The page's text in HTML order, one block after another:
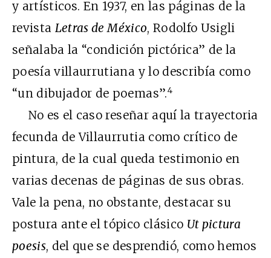
y artísticos. En 1937, en las páginas de la
revista Letras de México, Rodolfo Usigli
señalaba la “condición pictórica” de la
poesía villaurrutiana y lo describía como
“un dibujador de poemas”.4
No es el caso reseñar aquí la trayectoria
fecunda de Villaurrutia como crítico de
pintura, de la cual queda testimonio en
varias decenas de páginas de sus obras.
Vale la pena, no obstante, destacar su
postura ante el tópico clásico Ut pictura
poesis, del que se desprendió, como hemos